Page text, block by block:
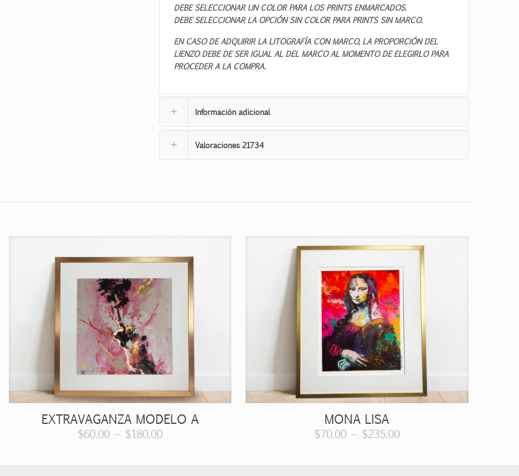
DEBE SELECCIONAR UN COLOR PARA LOS PRINTS ENMARCADOS.
DEBE SELECCIONAR LA OPCIÓN SIN COLOR PARA PRINTS SIN MARCO.
EN CASO DE ADQUIRIR LA LITOGRAFÍA CON MARCO, LA PROPORCIÓN DEL
LIENZO DEBE DE SER IGUAL AL DEL MARCO AL MOMENTO DE ELEGIRLO PARA
PROCEDER A LA COMPRA.
Información adicional
Valoraciones 21734
EXTRAVAGANZA MODELO A
$60.00– $180.00
MONA LISA
$70.00– $235.00